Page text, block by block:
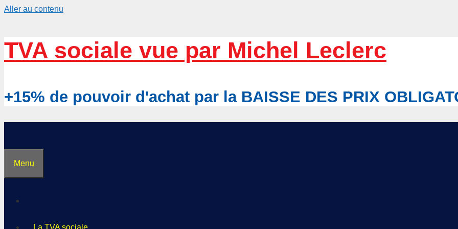
Aller au contenu
TVA sociale vue par Michel Leclerc
+15% de pouvoir d'achat par la BAISSE DES PRIX
Menu
La TVA sociale